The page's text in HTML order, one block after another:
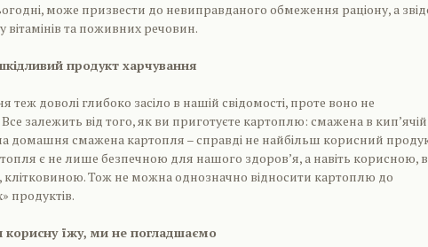
може призвести до невиправданого обмеження раціону, а
вітамінів та поживних речовин.
продукт харчування
теж доволі глибоко засіло в нашій свідомості, проте воно не
залежить від того, як ви приготуєте картоплю: смажена в кип’ячій
домашня смажена картопля – справді не найбільш корисний
є не лише безпечною для нашого здоров’я, а навіть корисною,
клітковиною. Тож не можна однозначно відносити картоплю до
продуктів.
їжу, ми не погладшаємо